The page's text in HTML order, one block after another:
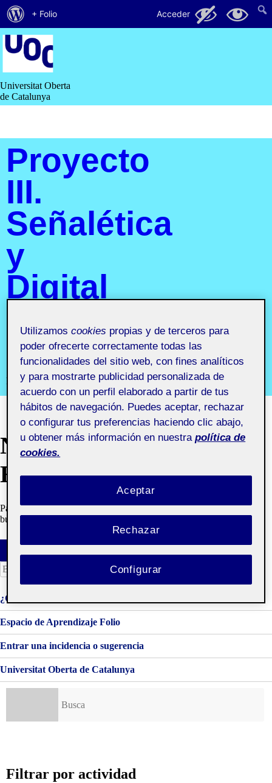
Saltar
contenido
Universitat Oberta
de Catalunya
Proyecto
III.
Señalética
y
Digital
Signage
aula 1
Proyecto III. Señalética y Digital Signage aula 1
NO SE HA
ENCONTRADO NADA
Parece que no podemos encontrar lo que estás buscando. Tal vez la
búsqueda puede ayudar.
Buscar:
¿Qué es una Ágora?
Espacio de Aprendizaje Folio
Entrar una incidencia o sugerencia
Universitat Oberta de Catalunya
Filtrar por actividad
Acerca
de
WordPress
+ Folio Acceder 116 25
Utilizamoscookies propias y de terceros para
poder ofrecerte correctamente todas las
funcionalidades del sitio web, con fines analíticos
y para mostrarte publicidad personalizada de
acuerdo con un perfil elaborado a partir de tus
hábitos de navegación. Puedes aceptar, rechazar
o configurar tus preferencias haciendo clic abajo,
u obtener más información en nuestra política de
cookies.
Rechazar
Aceptar
Configurar